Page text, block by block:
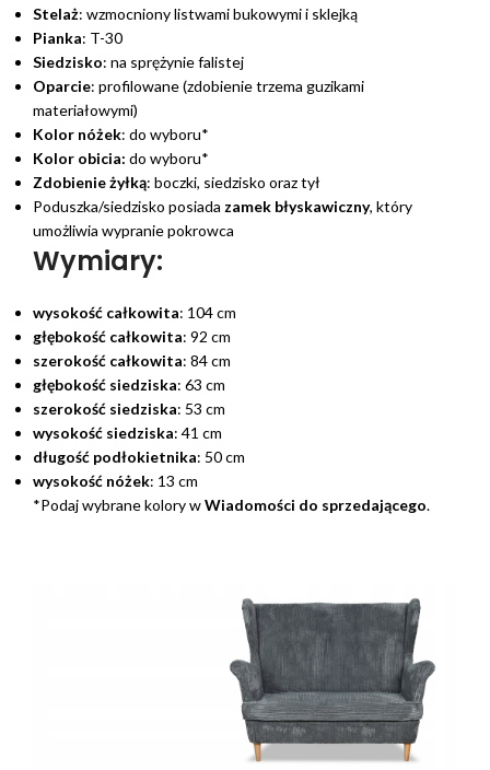
Stelaż: wzmocniony listwami bukowymi i sklejką
Pianka: T-30
Siedzisko: na sprężynie falistej
Oparcie: profilowane (zdobienie trzema guzikami
materiałowymi)
Kolor nóżek: do wyboru*
Kolor obicia: do wyboru*
Zdobienie żyłką: boczki, siedzisko oraz tył
Poduszka/siedzisko posiada zamek błyskawiczny, który
umożliwia wypranie pokrowca
Wymiary:
wysokość całkowita: 104 cm
głębokość całkowita: 92 cm
szerokość całkowita: 84 cm
głębokość siedziska: 63 cm
szerokość siedziska: 53 cm
wysokość siedziska: 41 cm
długość podłokietnika: 50 cm
wysokość nóżek: 13 cm
*Podaj wybrane kolory wWiadomości do sprzedającego.